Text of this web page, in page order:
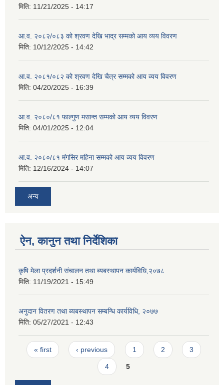
मिति: 11/21/2025 - 14:17
आ.व. २०८२/०८३ को श्रवण देखि भाद्र सम्मको आय व्यय विवरण
मिति: 10/12/2025 - 14:42
आ.व. २०८१/०८२ को श्रवण देखि चैत्र सम्मको आय व्यय विवरण
मिति: 04/20/2025 - 16:39
आ.व. २०८०/८१ फाल्गुण मसान्त सम्मको आय व्यय विवरण
मिति: 04/01/2025 - 12:04
आ.व. २०८०/८१ मंगसिर महिना सम्मको आय व्यय विवरण
मिति: 12/16/2024 - 14:07
अन्य
ऐन, कानुन तथा निर्देशिका
कृषि मेला प्रदर्शनी संचालन तथा ब्यबस्थापन कार्यविधि,२०७८
मिति: 11/19/2021 - 15:49
अनुदान वितरण तथा ब्यबस्थापन सम्बन्धि कार्यविधि, २०७७
मिति: 05/27/2021 - 12:43
Pages
« first ‹ previous 1 2 3
4 5